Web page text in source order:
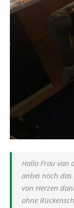
Hallo Frau van
anbei noch das
von Herzen
ohne